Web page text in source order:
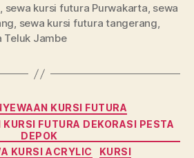
, sewa kursi futura Purwakarta, sewa
, sewa kursi futura tangerang,
Teluk Jambe
Kategori
KURSI FUTURA
FUTURA DEKORASI PESTA
DEPOK
KURSI ACRYLIC
KURSI